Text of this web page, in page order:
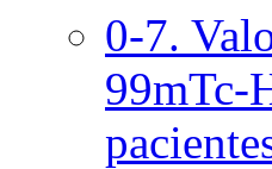
0-7.
99mTc-